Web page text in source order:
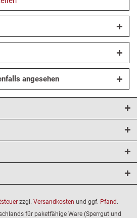
angesehen
zzgl. Versandkosten und ggf. Pfand.
für paketfähige Ware (Sperrgut und